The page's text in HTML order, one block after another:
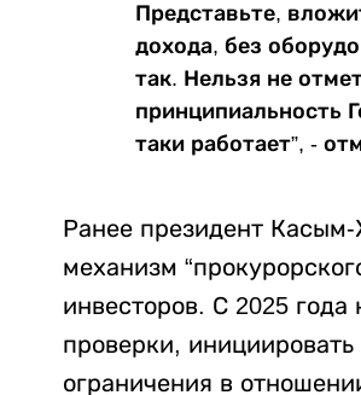
Представьте,
дохода, без
так. Нельзя не
принципиальность
таки работает”, -
Ранее президент
механизм
инвесторов. С 2025
проверки,
ограничения в